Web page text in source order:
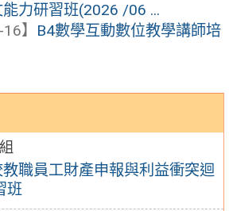
職員工財產申報與利益衝突迴
班
力研習班(2026 /06 ...
】 B4數學互動數位教學講師培